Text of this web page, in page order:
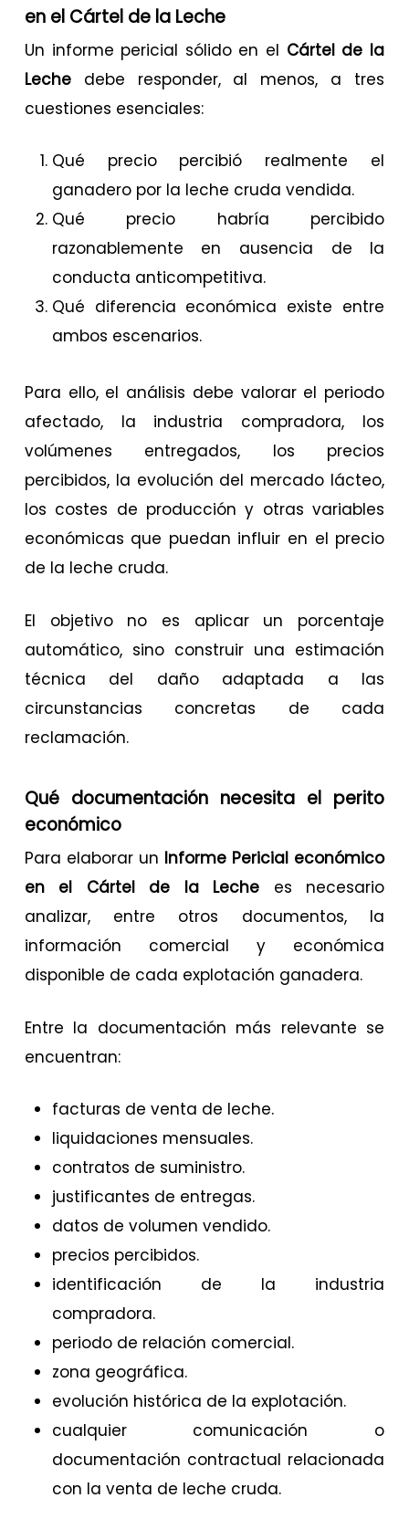
en el Cártel de la Leche
Un informe pericial sólido en el Cártel de la
Lechedebe responder, al menos, a tres
cuestiones esenciales:
Qué precio percibió realmente el
ganadero por la leche cruda vendida.
Qué precio habría percibido
razonablemente en ausencia de la
conducta anticompetitiva.
Qué diferencia económica existe entre
ambos escenarios.
Para ello, el análisis debe valorar el periodo
afectado, la industria compradora, los
volúmenes entregados, los precios
percibidos, la evolución del mercado lácteo,
los costes de producción y otras variables
económicas que puedan influir en el precio
de la leche cruda.
El objetivo no es aplicar un porcentaje
automático, sino construir una estimación
técnica del daño adaptada a las
circunstancias concretas de cada
reclamación.
Qué documentación necesita el perito
económico
Para elaborar un Informe Pericial económico
en el Cártel de la Leche es necesario
analizar, entre otros documentos, la
información comercial y económica
disponible de cada explotación ganadera.
Entre la documentación más relevante se
encuentran:
facturas de venta de leche.
liquidaciones mensuales.
contratos de suministro.
justificantes de entregas.
datos de volumen vendido.
precios percibidos.
identificación de la industria
compradora.
periodo de relación comercial.
zona geográfica.
evolución histórica de la explotación.
cualquier comunicación o
documentación contractual relacionada
con la venta de leche cruda.